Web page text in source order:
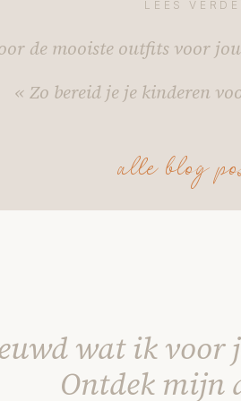
alle blog
« Zo bereid je je kinderen
de mooiste outfits voor
LEES
wat ik voor
Ontdek mijn